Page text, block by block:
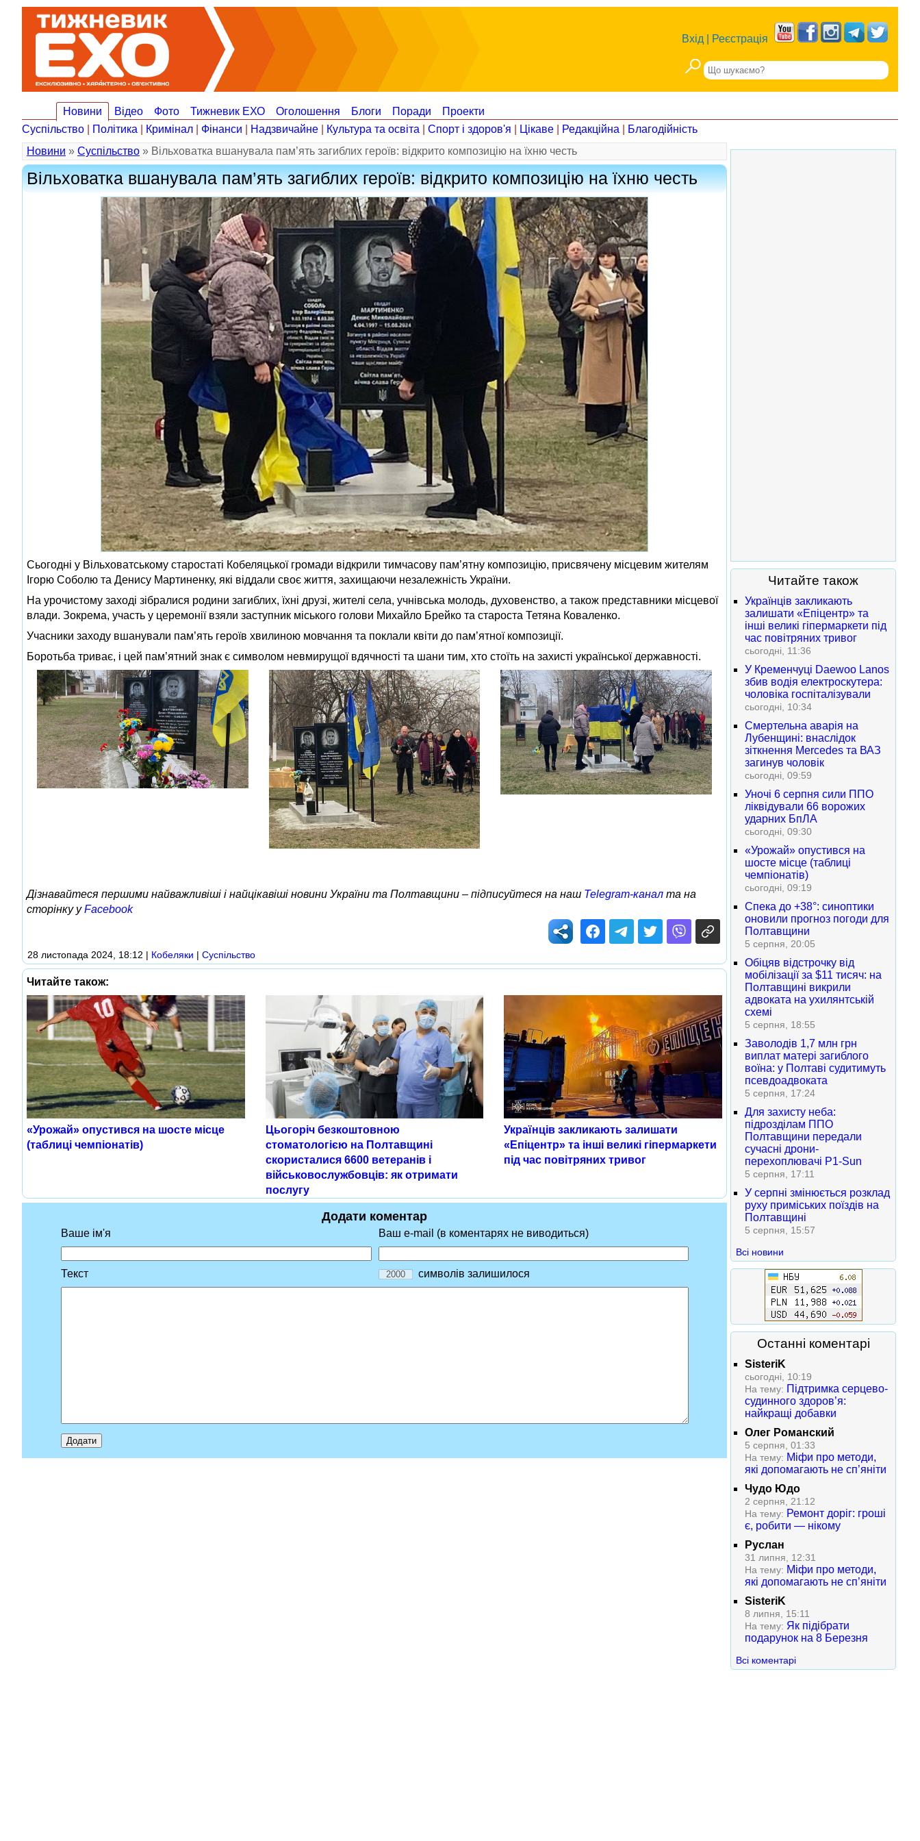
Вхід Реєстрація
Новини Відео Фото Тижневик ЕХО Оголошення Блоги Поради
Проекти
Суспільство
Політика Кримінал Фінанси Надзвичайне Культура та освіта Спорт і здоров'я Цікаве Редакційна
Благодійність
Новини » Суспільство » Вільховатка вшанувала пам’ять загиблих героїв: відкрито композицію на їхню честь
Вільховатка вшанувала пам’ять загиблих героїв: відкрито композицію на їхню честь
Сьогодні у Вільховатському старостаті Кобеляцької громади відкрили тимчасову пам’ятну композицію, присвячену місцевим жителям
Ігорю Соболю та Денису Мартиненку, які віддали своє життя, захищаючи незалежність України.
На урочистому заході зібралися родини загиблих, їхні друзі, жителі села, учнівська молодь, духовенство, а також представники місцевої
влади. Зокрема, участь у церемонії взяли заступник міського голови Михайло Брейко та староста Тетяна Коваленко.
Учасники заходу вшанували пам’ять героїв хвилиною мовчання та поклали квіти до пам’ятної композиції.
Боротьба триває, і цей пам’ятний знак є символом невмирущої вдячності та шани тим, хто стоїть на захисті української державності.
Дізнавайтеся першими найважливіші і найцікавіші новини України та Полтавщини – підписуйтеся на наш Telegram-канал та на
сторінку уFacebook
28 листопада 2024, 18:12 | Кобеляки | Суспільство
Читайте також:
«Урожай» опустився на шосте місце
(таблиці чемпіонатів)
Цьогоріч безкоштовною
стоматологією на Полтавщині
скористалися 6600 ветеранів і
військовослужбовців: як отримати
послугу
Українців закликають залишати
«Епіцентр» та інші великі гіпермаркети
під час повітряних тривог
Додати коментар
Ваше ім'я Ваш e-mail (в коментарях не виводиться)
Текст символів залишилося
Читайте також
Українців закликають
залишати «Епіцентр» та
інші великі гіпермаркети під
час повітряних тривог
сьогодні, 11:36
У Кременчуці Daewoo Lanos
збив водія електроскутера:
чоловіка госпіталізували
сьогодні, 10:34
Смертельна аварія на
Лубенщині: внаслідок
зіткнення Mercedes та ВАЗ
загинув чоловік
сьогодні, 09:59
Уночі 6 серпня сили ППО
ліквідували 66 ворожих
ударних БпЛА
сьогодні, 09:30
«Урожай» опустився на
шосте місце (таблиці
чемпіонатів)
сьогодні, 09:19
Спека до +38°: синоптики
оновили прогноз погоди для
Полтавщини
5 серпня, 20:05
Обіцяв відстрочку від
мобілізації за $11 тисяч: на
Полтавщині викрили
адвоката на ухилянтській
схемі
5 серпня, 18:55
Заволодів 1,7 млн грн
виплат матері загиблого
воїна: у Полтаві судитимуть
псевдоадвоката
5 серпня, 17:24
Для захисту неба:
підрозділам ППО
Полтавщини передали
сучасні дрони-
перехоплювачі P1-Sun
5 серпня, 17:11
У серпні змінюється розклад
руху приміських поїздів на
Полтавщині
5 серпня, 15:57
Всі новини
Останні коментарі
SisteriK
сьогодні, 10:19
На тему: Підтримка серцево-
судинного здоров’я:
найкращі добавки
Олег Романский
5 серпня, 01:33
На тему: Міфи про методи,
які допомагають не сп’яніти
Чудо Юдо
2 серпня, 21:12
На тему: Ремонт доріг: гроші
є, робити — нікому
Руслан
31 липня, 12:31
На тему: Міфи про методи,
які допомагають не сп’яніти
SisteriK
8 липня, 15:11
На тему: Як підібрати
подарунок на 8 Березня
Всі коментарі